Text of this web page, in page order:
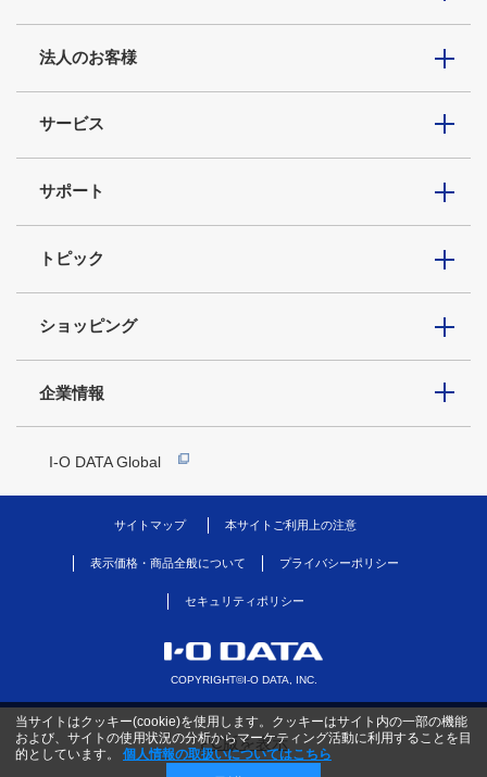
法人のお客様
サービス
サポート
トピック
ショッピング
企業情報
I-O DATA Global
サイトマップ 本サイトご利用上の注意
表示価格・商品全般について プライバシーポリシー
セキュリティポリシー
COPYRIGHT©I-O DATA, INC.
当サイトはクッキー(cookie)を使用します。クッキーはサイト内の一部の機能
および、サイトの使用状況の分析からマーケティング活動に利用することを目
的としています。
個人情報の取扱いについてはこちら
PC版を表示